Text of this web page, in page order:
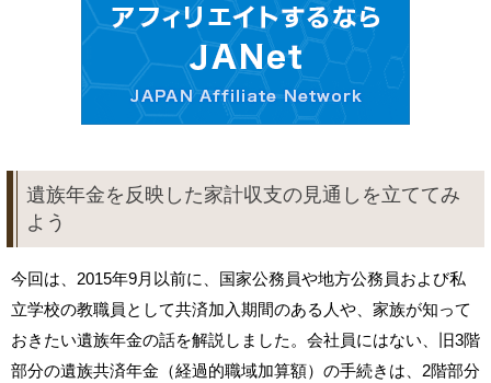
遺族年金を反映した家計収支の見通しを立ててみ
よう
今回は、2015年9月以前に、国家公務員や地方公務員および私
立学校の教職員として共済加入期間のある人や、家族が知って
おきたい遺族年金の話を解説しました。会社員にはない、旧3階
部分の遺族共済年金（経過的職域加算額）の手続きは、2階部分